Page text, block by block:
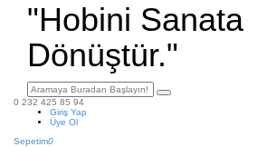
"Hobini Sanata
Dönüştür."
0 232 425 85 94
Giriş Yap
Üye Ol
Sepetim0